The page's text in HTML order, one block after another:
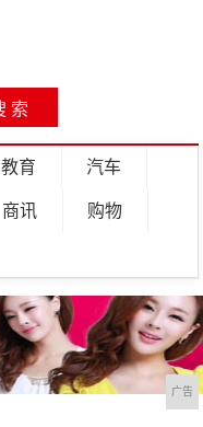
教育 汽车
商讯 购物
广告